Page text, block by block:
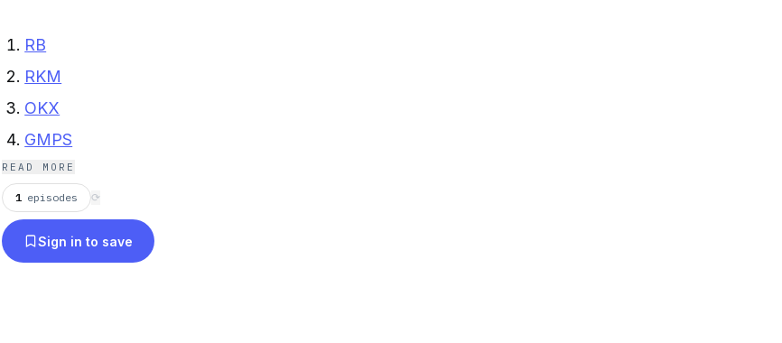
RB
RKM
OKX
GMPS
DSC
READ MORE
1 episodes ⟳
Sign in to save